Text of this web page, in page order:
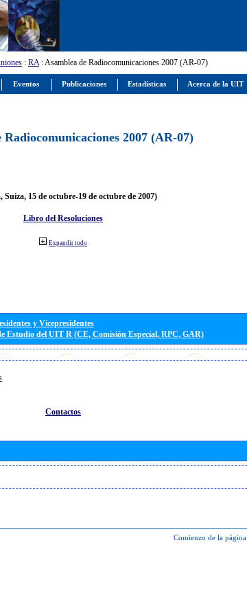
: RA: Asamblea de Radiocomunicaciones 2007 (AR-07)
Radiocomunicaciones 2007 (AR-07)
Suiza, 15 de octubre-19 de octubre de 2007)
Libro del Resoluciones
Expandir todo
y Vicepresidentes
Estudio del UIT R (CE, Comisión Especial, RPC, GAR)
Contactos
Comienzo de la página
Eventos Publicaciones Estadísticas Acerca de la UIT